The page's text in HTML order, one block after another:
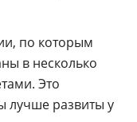
по которым
в несколько
Это
лучше развиты у